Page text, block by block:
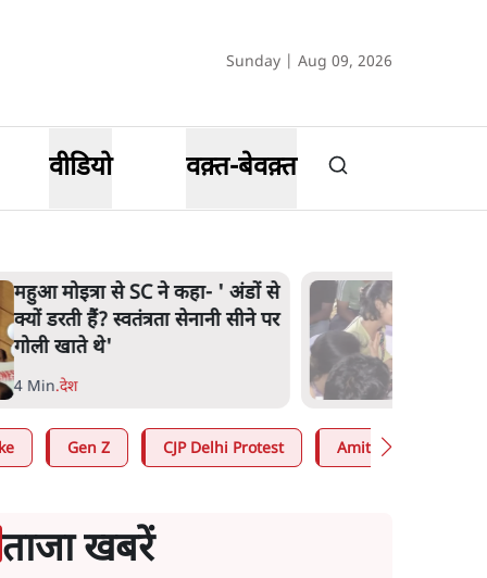
Sunday | Aug 09, 2026
वीडियो वक़्त-बेवक़्त
महुआ मोइत्रा से SC ने कहा- ' अंडों से
क्यों डरती हैं? स्वतंत्रता सेनानी सीने पर
गोली खाते थे'
4 Min.देश
Gen Z CJP Delhi Protest Amit Shah
ताजा खबरें